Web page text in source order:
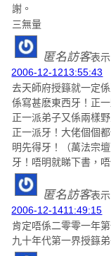
謝。
三無量
匿名訪客表
2006-12-1213:55:43
去天師府授籙就一定
係寫甚麽東西牙！正
正一派弟子又係兩樣
正一派牙！大佬個個
明先得牙！（萬法宗
牙！唔明就睇下書，
匿名訪客表
2006-12-1411:49:15
肯定唔係二零零一年
九十年代第一界授籙